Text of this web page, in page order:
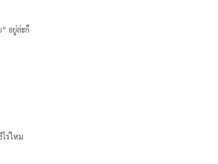
อยู่ล่ะก็
ร่ไหม